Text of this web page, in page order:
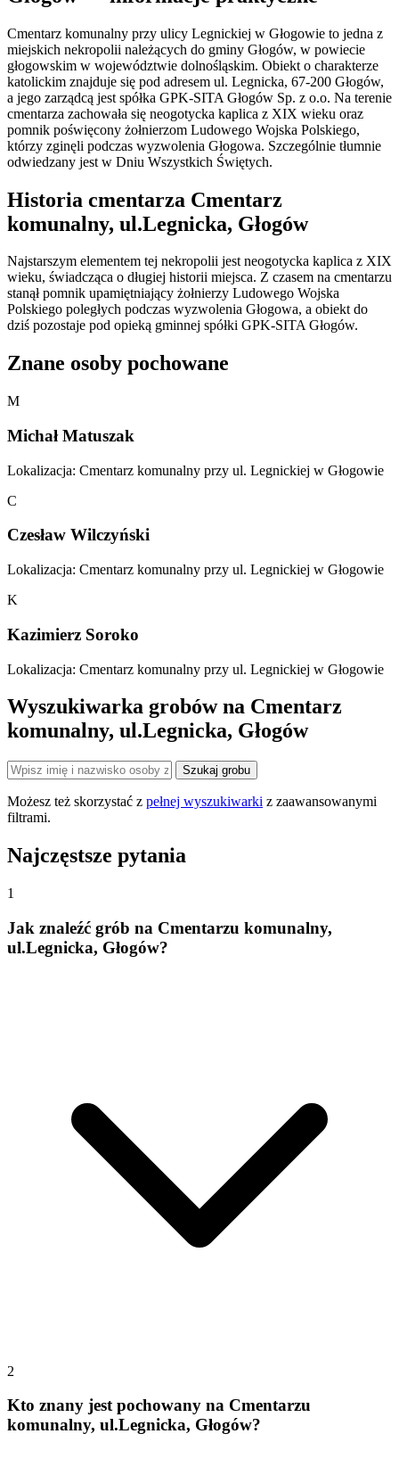
Cmentarz komunalny przy ulicy Legnickiej w Głogowie to jedna z
miejskich nekropolii należących do gminy Głogów, w powiecie
głogowskim w województwie dolnośląskim. Obiekt o charakterze
katolickim znajduje się pod adresem ul. Legnicka, 67-200 Głogów,
a jego zarządcą jest spółka GPK-SITA Głogów Sp. z o.o. Na terenie
cmentarza zachowała się neogotycka kaplica z XIX wieku oraz
pomnik poświęcony żołnierzom Ludowego Wojska Polskiego,
którzy zginęli podczas wyzwolenia Głogowa. Szczególnie tłumnie
odwiedzany jest w Dniu Wszystkich Świętych.
Historia cmentarza Cmentarz
komunalny, ul.Legnicka, Głogów
Najstarszym elementem tej nekropolii jest neogotycka kaplica z XIX
wieku, świadcząca o długiej historii miejsca. Z czasem na cmentarzu
stanął pomnik upamiętniający żołnierzy Ludowego Wojska
Polskiego poległych podczas wyzwolenia Głogowa, a obiekt do
dziś pozostaje pod opieką gminnej spółki GPK-SITA Głogów.
Znane osoby pochowane
M
Michał Matuszak
Lokalizacja: Cmentarz komunalny przy ul. Legnickiej w Głogowie
C
Czesław Wilczyński
Lokalizacja: Cmentarz komunalny przy ul. Legnickiej w Głogowie
K
Kazimierz Soroko
Lokalizacja: Cmentarz komunalny przy ul. Legnickiej w Głogowie
Wyszukiwarka grobów na Cmentarz
komunalny, ul.Legnicka, Głogów
Szukaj grobu
Możesz też skorzystać z pełnej wyszukiwarki z zaawansowanymi
filtrami.
Najczęstsze pytania
1
Jak znaleźć grób na Cmentarzu komunalny,
ul.Legnicka, Głogów?
2
Kto znany jest pochowany na Cmentarzu
komunalny, ul.Legnicka, Głogów?